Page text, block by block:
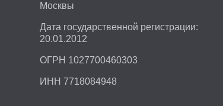
Москвы
Дата государственной регистрации:
20.01.2012
ОГРН 1027700460303
ИНН 7718084948